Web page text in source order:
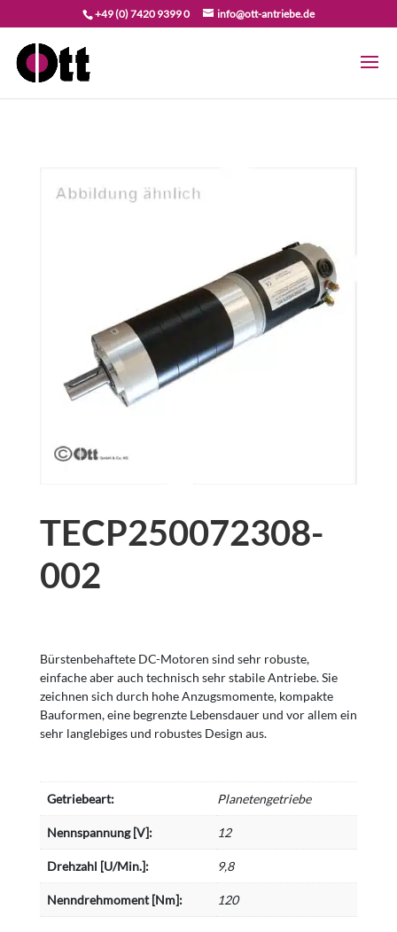
+49 (0) 7420 9399 0 info@ott-antriebe.de
TECP250072308-
002
Bürstenbehaftete DC-Motoren sind sehr robuste,
einfache aber auch technisch sehr stabile Antriebe. Sie
zeichnen sich durch hohe Anzugsmomente, kompakte
Bauformen, eine begrenzte Lebensdauer und vor allem ein
sehr langlebiges und robustes Design aus.
Getriebeart: Planetengetriebe
Nennspannung [V]: 12
Drehzahl [U/Min.]: 9,8
Nenndrehmoment [Nm]: 120